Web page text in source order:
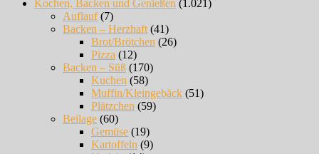
Kochen, Backen und Genießen (1.021)
Auflauf(7)
Backen – Herzhaft (41)
Brot/Brötchen (26)
Pizza (12)
Backen – Süß (170)
Kuchen (58)
Muffin/Kleingebäck (51)
Plätzchen (59)
Beilage (60)
Gemüse (19)
Kartoffeln (9)